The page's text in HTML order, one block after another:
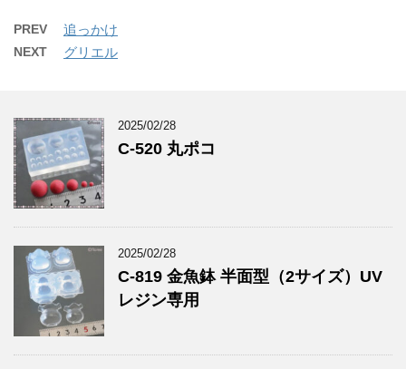
PREV 追っかけ
NEXT グリエル
2025/02/28
C-520 丸ポコ
2025/02/28
C-819 金魚鉢 半面型（2サイズ）UV
レジン専用